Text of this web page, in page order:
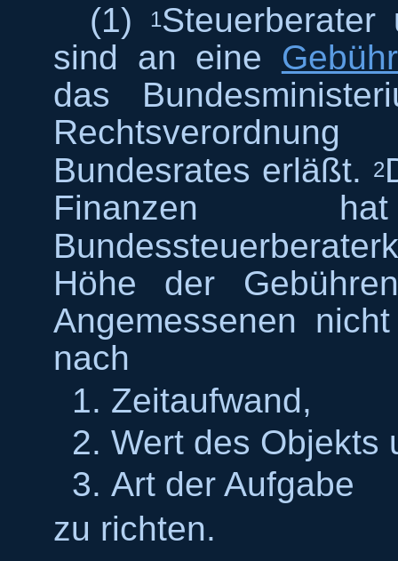
(1)
1Steuerberater
sind an eine
das
Bundesrates erläßt.
2
Finanzen
Höhe der
Angemessenen
nach
Zeitaufwand,
Wert des Objekts
Art der Aufgabe
zu richten.